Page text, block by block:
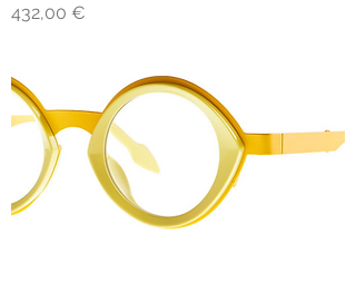
Prezzo
432,00 €